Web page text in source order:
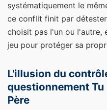
systématiquement le
ce conflit finit par
choisit pas l'un ou l'autre,
jeu pour protéger sa
L'illusion du
questionnement Tu
Père